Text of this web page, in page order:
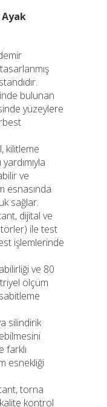
bulunan
yüzeylere
kilitleme
ve
esnasında
sağlar.
dijital ve
ile test
işlemlerinde
ve 80
ölçüm
silindirik
farklı
esnekliği
torna
kontrol